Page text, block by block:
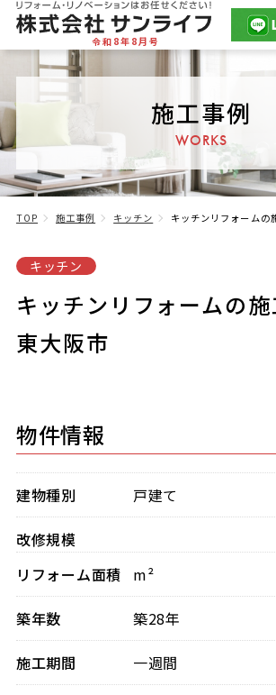
令和8年8月号
施工事例
WORKS
TOP 施工事例 キッチン キッチンリフォームの
キッチン
キッチンリフォームの施
東大阪市
物件情報
建物種別 戸建て
改修規模
リフォーム面積
m²
築年数 築28年
施工期間 一週間